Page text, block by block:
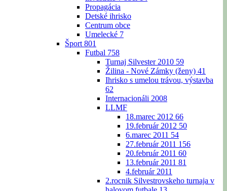
Propagácia
Detské ihrisko
Centrum obce
Umelecké 7
Šport 801
Futbal 758
Turnaj Silvester 2010 59
Žilina - Nové Zámky (ženy) 41
Ihrisko s umelou trávou, výstavba
62
Internacionáli 2008
LLMF
18.marec 2012 66
19.február 2012 50
6.marec 2011 54
27.február 2011 156
20.február 2011 60
13.február 2011 81
4.február 2011
2.rocnik Silvestrovskeho turnaja v